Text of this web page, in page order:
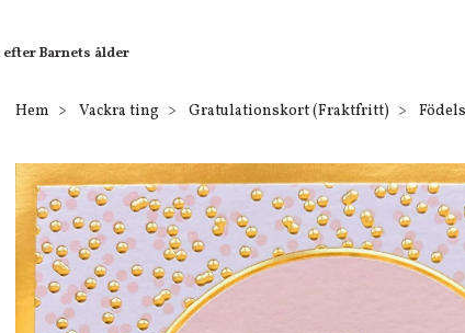
Barnets ålder
Hem Vackra ting Gratulationskort (Fraktfritt)